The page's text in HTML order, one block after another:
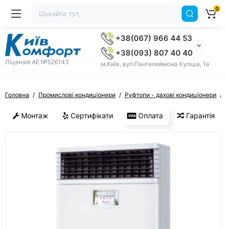
Ліцензія AE №526143
+38(067) 966 44 53
+38(093) 807 40 40
м.Київ, вул Пантелеймона Куліша, 1а
0
Головна Промислові кондиціонери Руфтопи - дахові кондиціонери
Монтаж Сертифікати Оплата Гарантія